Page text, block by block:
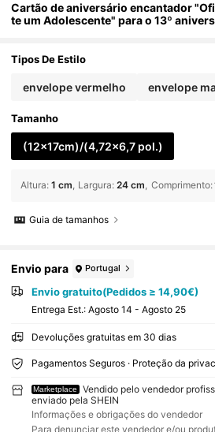
Cartão de aniversário encantador
te um Adolescente" para o 13º
rfeito para expressar carinho - o
Tipos De Estilo
envelope vermelho envelope
Tamanho
(12x17cm)/(4,72x6,7 pol.)
Altura: 1 cm Largura: 24 cm Comprimento:
Guia de tamanhos
Envio para Portugal
Envio gratuito(Pedidos ≥ 14,90€)
Entrega Est.: Agosto 14 - Agosto 25
Devoluções gratuitas em 30 dias
Pagamentos Seguros · Proteção da
Marketplace
Vendido pelo vendedor
enviado pela SHEIN
Informações e obrigações do vendedor
Para denunciar este vendedor e/ou